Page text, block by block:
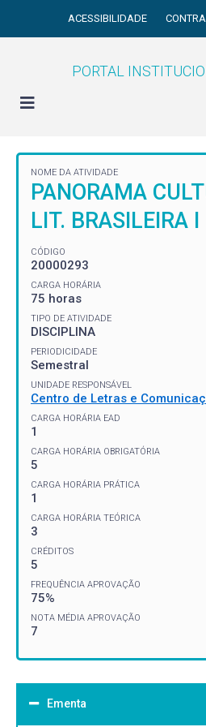
ACESSIBILIDADE
PORTAL
NOME DA ATIVIDADE
PANORAMA
LIT. BRASILEIRA I
CÓDIGO
20000293
CARGA HORÁRIA
75 horas
TIPO DE ATIVIDADE
DISCIPLINA
PERIODICIDADE
Semestral
UNIDADE RESPONSÁVEL
Centro de Letras e
CARGA HORÁRIA EAD
1
CARGA HORÁRIA OBRIGATÓRIA
5
CARGA HORÁRIA PRÁTICA
1
CARGA HORÁRIA TEÓRICA
3
CRÉDITOS
5
FREQUÊNCIA APROVAÇÃO
75%
NOTA MÉDIA APROVAÇÃO
7
Ementa